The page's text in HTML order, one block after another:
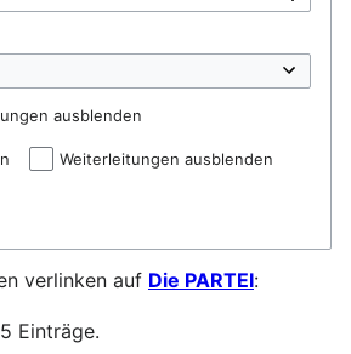
ausblenden
Weiterleitungen ausblenden
verlinken auf Die PARTEI:
Einträge.